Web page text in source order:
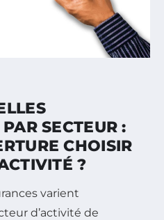
SECTEUR :
CHOISIR
?
varient
d’activité de